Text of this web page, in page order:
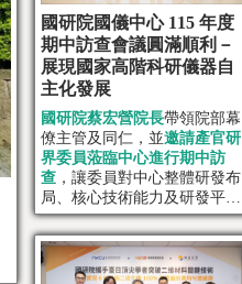
國研院國儀中心 115 年度
期中訪查會議圓滿順利－
展現國家高階科研儀器自
主化發展
國研院蔡宏營院長帶領院部幕
僚主管及同仁，並邀請產官研
界委員蒞臨中心進行期中訪
查 ，讓委員對中心整體研發布
局、核心技術能力及研發平台
建置成果有更全面且深入的了
解